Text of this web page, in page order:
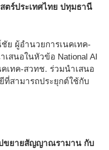
ตร์ประเทศไทย ปทุมธานี
ผู้อำนวยการเนคเทค-
สนอในหัวข้อ National AI
เทค-สวทช. ร่วมนำเสนอ
ที่สามารถประยุกต์ใช้กับ
ปขยายสัญญาณรามาน กับ